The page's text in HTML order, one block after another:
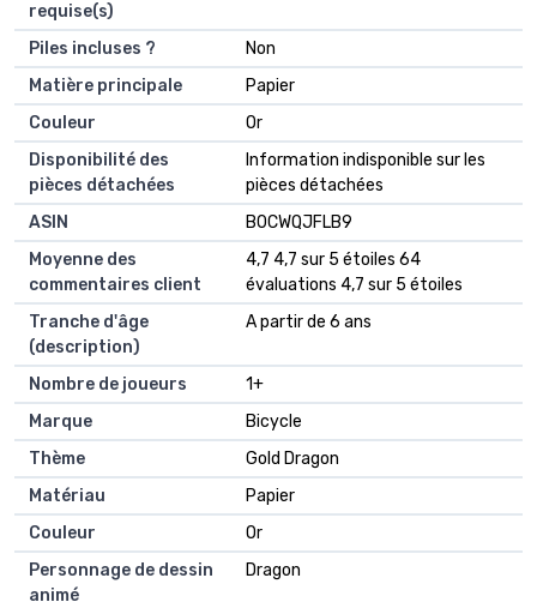
requise(s)
Piles incluses ?
‎Non
Matière principale
‎Papier
Couleur
‎Or
Disponibilité des
pièces détachées
‎Information indisponible sur les
pièces détachées
ASIN
B0CWQJFLB9
Moyenne des
commentaires client
4,7 4,7 sur 5 étoiles 64
évaluations 4,7 sur 5 étoiles
Tranche d'âge
(description)
A partir de 6 ans
Nombre de joueurs
1+
Marque
Bicycle
Thème
Gold Dragon
Matériau
Papier
Couleur
Or
Personnage de dessin
animé
Dragon